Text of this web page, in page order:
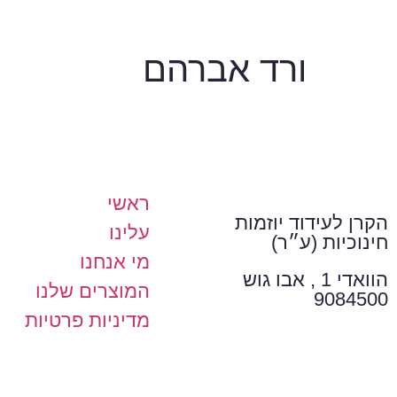
ורד אברהם
הקרן לעידוד יוזמות
חינוכיות (ע״ר)
הוואדי 1 , אבו גוש
9084500
ראשי
עלינו
מי אנחנו
המוצרים שלנו
מדיניות פרטיות